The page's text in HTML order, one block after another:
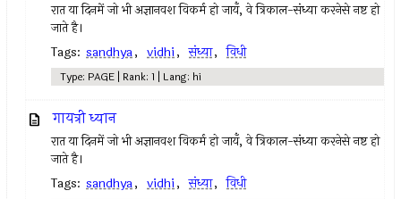
रात या दिनमें जो भी अज्ञानवश विकर्म हो जायँ, वे त्रिकाल-संध्या करनेसे नष्ट हो
जाते है।
Tags: sandhya, vidhi, संध्या, विधी
Type: PAGE | Rank: 1 | Lang: hi
गायत्री ध्यान
रात या दिनमें जो भी अज्ञानवश विकर्म हो जायँ, वे त्रिकाल-संध्या करनेसे नष्ट हो
जाते है।
Tags: sandhya, vidhi, संध्या, विधी